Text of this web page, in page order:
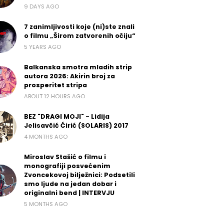
9 DAYS AGO
7 zanimljivosti koje (ni)ste znali
o filmu „Širom zatvorenih očiju“
5 YEARS AGO
Balkanska smotra mladih strip
autora 2026: Akirin broj za
prosperitet stripa
ABOUT 12 HOURS AGO
BEZ "DRAGI MOJI" - Lidija
Jelisavčić Ćirić (SOLARIS) 2017
4 MONTHS AGO
Miroslav Stašić o filmu i
monografiji posvećenim
Zvoncekovoj bilježnici: Podsetili
smo ljude na jedan dobar i
originalni bend | INTERVJU
5 MONTHS AGO